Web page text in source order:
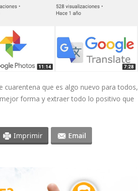
que es algo nuevo para todos,
forma y extraer todo lo positivo que
Imprimir Email